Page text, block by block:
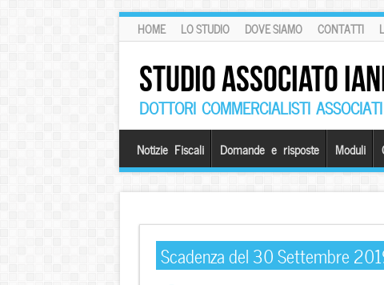
HOME LO STUDIO DOVE SIAMO CONTATTI
STUDIO ASSOCIATO
DOTTORI COMMERCIALISTI
Notizie Fiscali Domande e risposte Moduli
Scadenza del 30 Settembre